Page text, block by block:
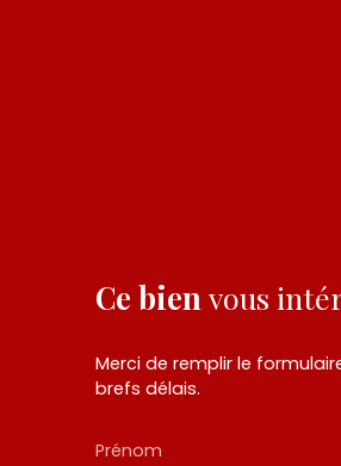
Ce bien vous
Merci de remplir le
brefs délais.
Prénom